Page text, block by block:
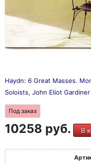
Haydn: 6 Great Masses.
Soloists, John Eliot Gardiner
Под заказ
10258 руб. В